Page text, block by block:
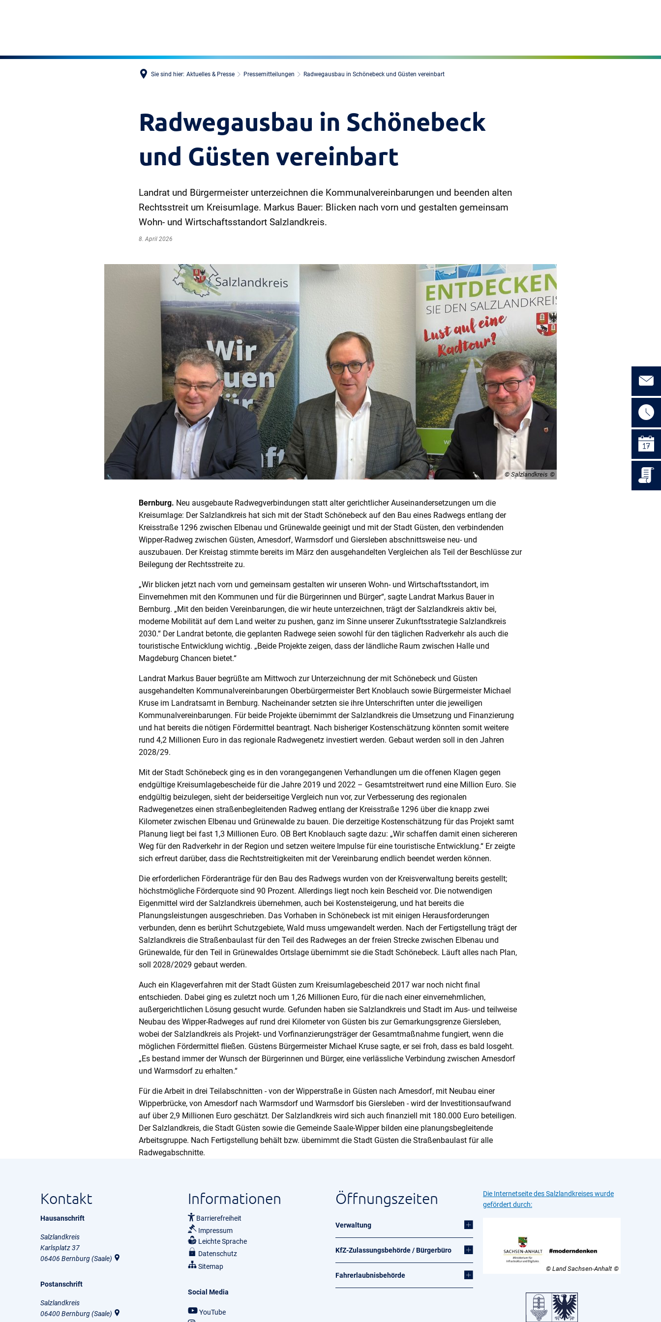
Sie sind hier: Aktuelles & Presse Pressemitteilungen Radwegausbau in Schönebeck und Güsten vereinbart
Radwegausbau in Schönebeck
und Güsten vereinbart
Landrat und Bürgermeister unterzeichnen die Kommunalvereinbarungen und beenden alten
Rechtsstreit um Kreisumlage. Markus Bauer: Blicken nach vorn und gestalten gemeinsam
Wohn- und Wirtschaftsstandort Salzlandkreis.
8. April 2026
© Salzlandkreis
Bernburg. Neu ausgebaute Radwegverbindungen statt alter gerichtlicher Auseinandersetzungen um die
Kreisumlage: Der Salzlandkreis hat sich mit der Stadt Schönebeck auf den Bau eines Radwegs entlang der
Kreisstraße 1296 zwischen Elbenau und Grünewalde geeinigt und mit der Stadt Güsten, den verbindenden
Wipper-Radweg zwischen Güsten, Amesdorf, Warmsdorf und Giersleben abschnittsweise neu- und
auszubauen. Der Kreistag stimmte bereits im März den ausgehandelten Vergleichen als Teil der Beschlüsse zur
Beilegung der Rechtsstreite zu.
„Wir blicken jetzt nach vorn und gemeinsam gestalten wir unseren Wohn- und Wirtschaftsstandort, im
Einvernehmen mit den Kommunen und für die Bürgerinnen und Bürger“, sagte Landrat Markus Bauer in
Bernburg. „Mit den beiden Vereinbarungen, die wir heute unterzeichnen, trägt der Salzlandkreis aktiv bei,
moderne Mobilität auf dem Land weiter zu pushen, ganz im Sinne unserer Zukunftsstrategie Salzlandkreis
2030.“ Der Landrat betonte, die geplanten Radwege seien sowohl für den täglichen Radverkehr als auch die
touristische Entwicklung wichtig. „Beide Projekte zeigen, dass der ländliche Raum zwischen Halle und
Magdeburg Chancen bietet.“
Landrat Markus Bauer begrüßte am Mittwoch zur Unterzeichnung der mit Schönebeck und Güsten
ausgehandelten Kommunalvereinbarungen Oberbürgermeister Bert Knoblauch sowie Bürgermeister Michael
Kruse im Landratsamt in Bernburg. Nacheinander setzten sie ihre Unterschriften unter die jeweiligen
Kommunalvereinbarungen. Für beide Projekte übernimmt der Salzlandkreis die Umsetzung und Finanzierung
und hat bereits die nötigen Fördermittel beantragt. Nach bisheriger Kostenschätzung könnten somit weitere
rund 4,2 Millionen Euro in das regionale Radwegenetz investiert werden. Gebaut werden soll in den Jahren
2028/29.
Mit der Stadt Schönebeck ging es in den vorangegangenen Verhandlungen um die offenen Klagen gegen
endgültige Kreisumlagebescheide für die Jahre 2019 und 2022 – Gesamtstreitwert rund eine Million Euro. Sie
endgültig beizulegen, sieht der beiderseitige Vergleich nun vor, zur Verbesserung des regionalen
Radwegenetzes einen straßenbegleitenden Radweg entlang der Kreisstraße 1296 über die knapp zwei
Kilometer zwischen Elbenau und Grünewalde zu bauen. Die derzeitige Kostenschätzung für das Projekt samt
Planung liegt bei fast 1,3 Millionen Euro. OB Bert Knoblauch sagte dazu: „Wir schaffen damit einen sichereren
Weg für den Radverkehr in der Region und setzen weitere Impulse für eine touristische Entwicklung.“ Er zeigte
sich erfreut darüber, dass die Rechtstreitigkeiten mit der Vereinbarung endlich beendet werden können.
Die erforderlichen Förderanträge für den Bau des Radwegs wurden von der Kreisverwaltung bereits gestellt;
höchstmögliche Förderquote sind 90 Prozent. Allerdings liegt noch kein Bescheid vor. Die notwendigen
Eigenmittel wird der Salzlandkreis übernehmen, auch bei Kostensteigerung, und hat bereits die
Planungsleistungen ausgeschrieben. Das Vorhaben in Schönebeck ist mit einigen Herausforderungen
verbunden, denn es berührt Schutzgebiete, Wald muss umgewandelt werden. Nach der Fertigstellung trägt der
Salzlandkreis die Straßenbaulast für den Teil des Radweges an der freien Strecke zwischen Elbenau und
Grünewalde, für den Teil in Grünewaldes Ortslage übernimmt sie die Stadt Schönebeck. Läuft alles nach Plan,
soll 2028/2029 gebaut werden.
Auch ein Klageverfahren mit der Stadt Güsten zum Kreisumlagebescheid 2017 war noch nicht final
entschieden. Dabei ging es zuletzt noch um 1,26 Millionen Euro, für die nach einer einvernehmlichen,
außergerichtlichen Lösung gesucht wurde. Gefunden haben sie Salzlandkreis und Stadt im Aus- und teilweise
Neubau des Wipper-Radweges auf rund drei Kilometer von Güsten bis zur Gemarkungsgrenze Giersleben,
wobei der Salzlandkreis als Projekt- und Vorfinanzierungsträger der Gesamtmaßnahme fungiert, wenn die
möglichen Fördermittel fließen. Güstens Bürgermeister Michael Kruse sagte, er sei froh, dass es bald losgeht.
„Es bestand immer der Wunsch der Bürgerinnen und Bürger, eine verlässliche Verbindung zwischen Amesdorf
und Warmsdorf zu erhalten.“
Für die Arbeit in drei Teilabschnitten - von der Wipperstraße in Güsten nach Amesdorf, mit Neubau einer
Wipperbrücke, von Amesdorf nach Warmsdorf und Warmsdorf bis Giersleben - wird der Investitionsaufwand
auf über 2,9 Millionen Euro geschätzt. Der Salzlandkreis wird sich auch finanziell mit 180.000 Euro beteiligen.
Der Salzlandkreis, die Stadt Güsten sowie die Gemeinde Saale-Wipper bilden eine planungsbegleitende
Arbeitsgruppe. Nach Fertigstellung behält bzw. übernimmt die Stadt Güsten die Straßenbaulast für alle
Radwegabschnitte.
Kontakt
Hausanschrift
Salzlandkreis
Karlsplatz 37
06406 Bernburg (Saale)
Postanschrift
Salzlandkreis
06400Bernburg (Saale)
Informationen
Barrierefreiheit
Impressum
Leichte Sprache
Datenschutz
Sitemap
Social Media
YouTube
Öffnungszeiten
Verwaltung
KfZ-Zulassungsbehörde / Bürgerbüro
Fahrerlaubnisbehörde
Die Internetseite des Salzlandkreises wurde
gefördert durch:
© Land Sachsen-Anhalt